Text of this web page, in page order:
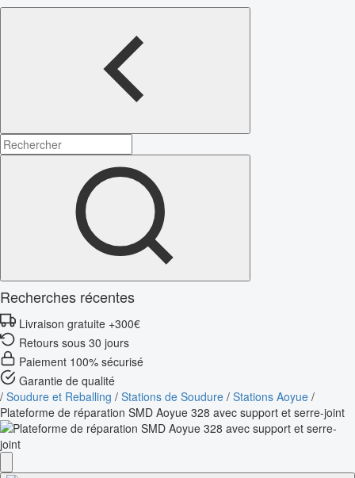
Recherches récentes
Livraison gratuite +300€
Retours sous 30 jours
Paiement 100% sécurisé
Garantie de qualité
/ Soudure et Reballing / Stations de Soudure / Stations Aoyue /
Plateforme de réparation SMD Aoyue 328 avec support et serre-joint